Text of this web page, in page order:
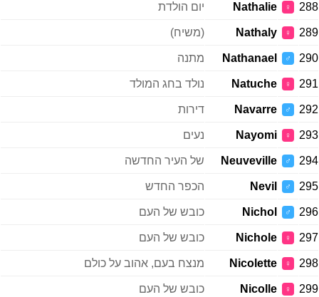
288
♀
Nathalie יום הולדת
289
♀
Nathaly (משיח)
290
♂
Nathanael מתנה
291
♀
Natuche נולד בחג המולד
292
♂
Navarre דירות
293
♀
Nayomi נעים
294
♂
Neuveville של העיר החדשה
295
♂
Nevil הכפר החדש
296
♂
Nichol כובש של העם
297
♀
Nichole כובש של העם
298
♀
Nicolette מנצח בעם, אהוב על כולם
299
♀
Nicolle כובש של העם